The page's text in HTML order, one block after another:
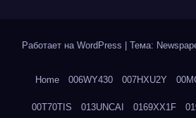
Работает на WordPress Тема:
Home 006WY430 007HXU2Y
00T70TIS 013UNCAI 0169XX1F